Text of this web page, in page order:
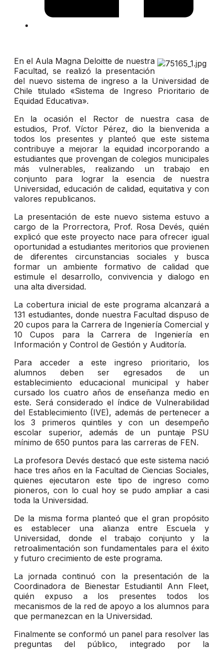
En el Aula Magna Deloitte de nuestra
Facultad, se realizó la presentación
del nuevo sistema de ingreso a la Universidad de
Chile titulado «Sistema de Ingreso Prioritario de
Equidad Educativa».
En la ocasión el Rector de nuestra casa de
estudios, Prof. Víctor Pérez, dio la bienvenida a
todos los presentes y planteó que este sistema
contribuye a mejorar la equidad incorporando a
estudiantes que provengan de colegios municipales
más vulnerables, realizando un trabajo en
conjunto para lograr la esencia de nuestra
Universidad, educación de calidad, equitativa y con
valores republicanos.
La presentación de este nuevo sistema estuvo a
cargo de la Prorrectora, Prof. Rosa Devés, quién
explicó que este proyecto nace para ofrecer igual
oportunidad a estudiantes meritorios que provienen
de diferentes circunstancias sociales y busca
formar un ambiente formativo de calidad que
estimule el desarrollo, convivencia y dialogo en
una alta diversidad.
La cobertura inicial de este programa alcanzará a
131 estudiantes, donde nuestra Facultad dispuso de
20 cupos para la Carrera de Ingeniería Comercial y
10 Cupos para la Carrera de Ingeniería en
Información y Control de Gestión y Auditoría.
Para acceder a este ingreso prioritario, los
alumnos deben ser egresados de un
establecimiento educacional municipal y haber
cursado los cuatro años de enseñanza medio en
este. Será considerado el índice de Vulnerabilidad
del Establecimiento (IVE), además de pertenecer a
los 3 primeros quintiles y con un desempeño
escolar superior, además de un puntaje PSU
mínimo de 650 puntos para las carreras de FEN.
La profesora Devés destacó que este sistema nació
hace tres años en la Facultad de Ciencias Sociales,
quienes ejecutaron este tipo de ingreso como
pioneros, con lo cual hoy se pudo ampliar a casi
toda la Universidad.
De la misma forma planteó que el gran propósito
es establecer una alianza entre Escuela y
Universidad, donde el trabajo conjunto y la
retroalimentación son fundamentales para el éxito
y futuro crecimiento de este programa.
La jornada continuó con la presentación de la
Coordinadora de Bienestar Estudiantil Ann Fleet,
quién expuso a los presentes todos los
mecanismos de la red de apoyo a los alumnos para
que permanezcan en la Universidad.
Finalmente se conformó un panel para resolver las
preguntas del público, integrado por la